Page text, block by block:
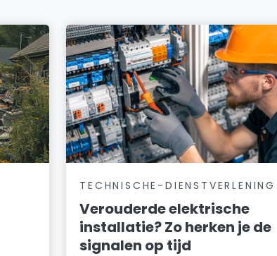
TECHNISCHE-DIENSTVERLENING
Verouderde elektrische
installatie? Zo herken je de
signalen op tijd